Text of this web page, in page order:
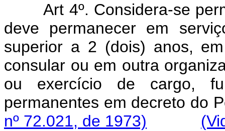
Art 4º. Considera-se
deve permanecer em
superior a 2 (dois) anos,
consular ou em outra
ou exercício de cargo,
permanentes em decreto
nº 72.021, de 1973)